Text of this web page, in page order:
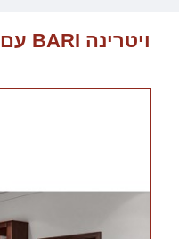
ויטרינה BARI עם דלתות זכוכיות ומגירות - אלון מלא